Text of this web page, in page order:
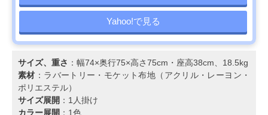
Yahoo!で見る
サイズ、重さ ：幅74×奥行75×高さ75cm・座高38cm、18.5kg
素材 ：ラバートリー・モケット布地（アクリル・レーヨン・
ポリエステル）
サイズ展開 ：1人掛け
カラー展開 ：1色